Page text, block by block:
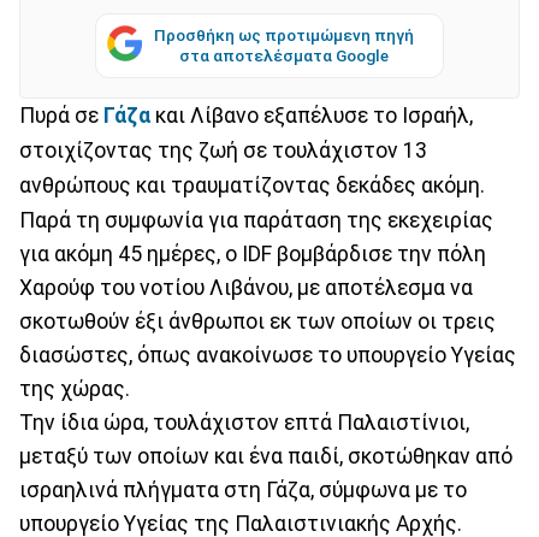
Προσθήκη ως προτιμώμενη πηγή
στα αποτελέσματα Google
Πυρά σε Γάζα και Λίβανο εξαπέλυσε το Ισραήλ,
στοιχίζοντας της ζωή σε τουλάχιστον 13
ανθρώπους και τραυματίζοντας δεκάδες ακόμη.
Παρά τη συμφωνία για παράταση της εκεχειρίας
για ακόμη 45 ημέρες, ο IDF βομβάρδισε την πόλη
Χαρούφ του νοτίου Λιβάνου, με αποτέλεσμα να
σκοτωθούν έξι άνθρωποι εκ των οποίων οι τρεις
διασώστες, όπως ανακοίνωσε το υπουργείο Υγείας
της χώρας.
Την ίδια ώρα, τουλάχιστον επτά Παλαιστίνιοι,
μεταξύ των οποίων και ένα παιδί, σκοτώθηκαν από
ισραηλινά πλήγματα στη Γάζα, σύμφωνα με το
υπουργείο Υγείας της Παλαιστινιακής Αρχής.